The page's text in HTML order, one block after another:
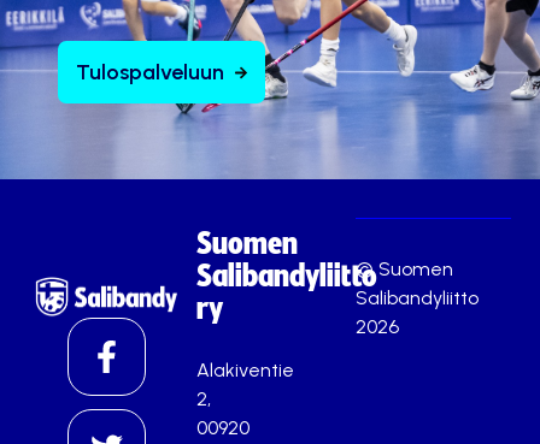
Tulospalveluun
Suomen
Salibandyliitto
ry
Alakiventie
2,
00920
© Suomen
Salibandyliitto
2026